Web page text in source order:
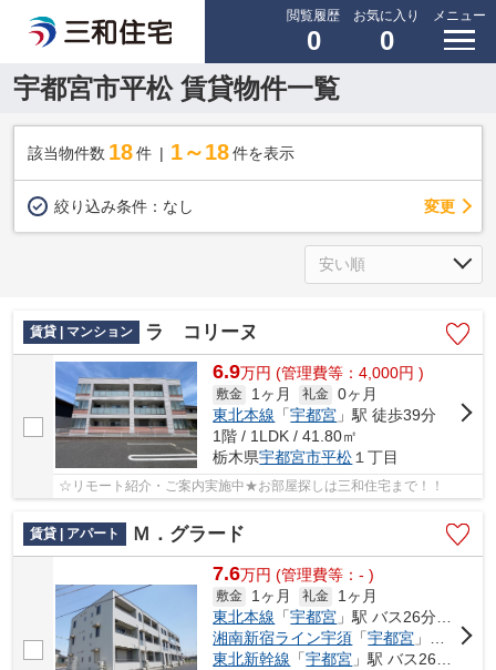
閲覧履歴
0
お気に入り
0
メニュー
宇都宮市平松 賃貸物件一覧
該当物件数 18件 1～18 件を表示
絞り込み条件： なし 変更
賃貸 | マンション ラ コリーヌ
6.9万円 (管理費等：4,000円 )
敷金 1ヶ月 礼金 0ヶ月
東北本線 「宇都宮 」駅 徒歩39分
1階 / 1LDK / 41.80㎡
栃木県宇都宮市平松１丁目
☆リモート紹介・ご案内実施中★お部屋探しは三和住宅まで！！
賃貸 | アパート Ｍ．グラード
7.6万円 (管理費等：- )
敷金 1ヶ月 礼金
1ヶ月
東北本線 「宇都宮 」駅 バス26分 「平松神社前」 停歩4分
湘南新宿ライン宇須 「宇都宮 」駅 バス26分 「平松神社前」 停歩4分
東北新幹線 「宇都宮 」駅 バス26分 「平松神社前」 停歩4分